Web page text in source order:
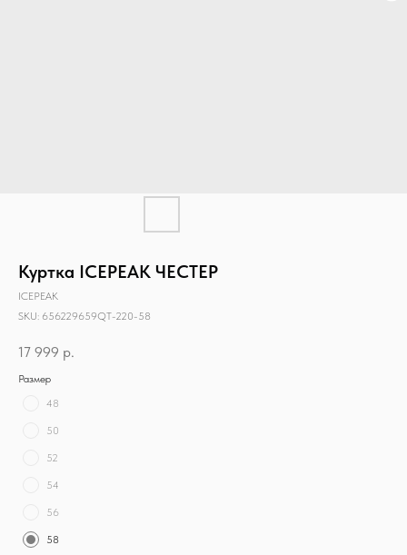
Куртка ICEPEAK ЧЕСТЕР
ICEPEAK
SKU: 656229659QT-220-58
17 999 р.
Размер
48
50
52
54
56
58